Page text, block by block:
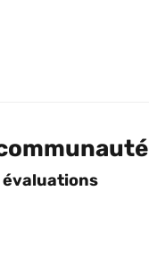
évaluations